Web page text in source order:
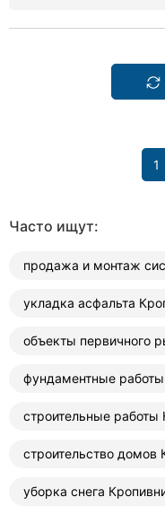
1
Часто ищут:
продажа и монтаж
укладка асфальта
объекты первичного
фундаментные
строительные работы
строительство домов
уборка снега